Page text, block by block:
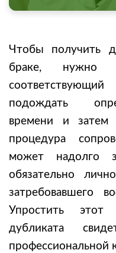
Чтобы получить
браке, нужно
соответствующий
подождать
времени и затем
процедура
может надолго
обязательно
затребовавшего
Упростить
дубликата
профессиональной